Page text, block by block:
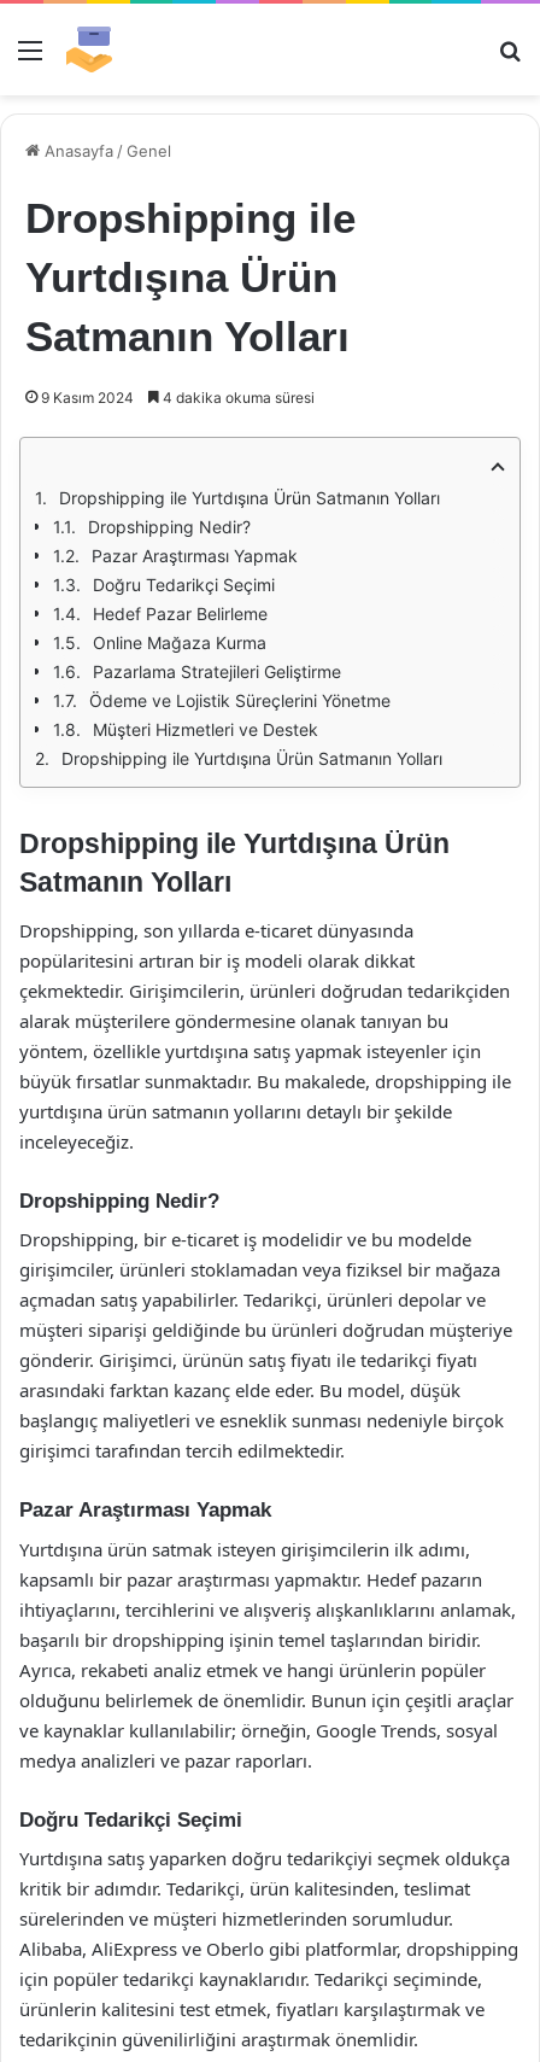
Menü
Anasayfa /Genel
Dropshipping ile
Yurtdışına Ürün
Satmanın Yolları
9 Kasım 2024 4 dakika okuma süresi
Dropshipping ile Yurtdışına Ürün Satmanın Yolları
Dropshipping Nedir?
Pazar Araştırması Yapmak
Doğru Tedarikçi Seçimi
Hedef Pazar Belirleme
Online Mağaza Kurma
Pazarlama Stratejileri Geliştirme
Ödeme ve Lojistik Süreçlerini Yönetme
Müşteri Hizmetleri ve Destek
Dropshipping ile Yurtdışına Ürün Satmanın Yolları
Dropshipping ile Yurtdışına Ürün
Satmanın Yolları
Dropshipping, son yıllarda e-ticaret dünyasında
popülaritesini artıran bir iş modeli olarak dikkat
çekmektedir. Girişimcilerin, ürünleri doğrudan tedarikçiden
alarak müşterilere göndermesine olanak tanıyan bu
yöntem, özellikle yurtdışına satış yapmak isteyenler için
büyük fırsatlar sunmaktadır. Bu makalede, dropshipping ile
yurtdışına ürün satmanın yollarını detaylı bir şekilde
inceleyeceğiz.
Dropshipping Nedir?
Dropshipping, bir e-ticaret iş modelidir ve bu modelde
girişimciler, ürünleri stoklamadan veya fiziksel bir mağaza
açmadan satış yapabilirler. Tedarikçi, ürünleri depolar ve
müşteri siparişi geldiğinde bu ürünleri doğrudan müşteriye
gönderir. Girişimci, ürünün satış fiyatı ile tedarikçi fiyatı
arasındaki farktan kazanç elde eder. Bu model, düşük
başlangıç maliyetleri ve esneklik sunması nedeniyle birçok
girişimci tarafından tercih edilmektedir.
Pazar Araştırması Yapmak
Yurtdışına ürün satmak isteyen girişimcilerin ilk adımı,
kapsamlı bir pazar araştırması yapmaktır. Hedef pazarın
ihtiyaçlarını, tercihlerini ve alışveriş alışkanlıklarını anlamak,
başarılı bir dropshipping işinin temel taşlarından biridir.
Ayrıca, rekabeti analiz etmek ve hangi ürünlerin popüler
olduğunu belirlemek de önemlidir. Bunun için çeşitli araçlar
ve kaynaklar kullanılabilir; örneğin, Google Trends, sosyal
medya analizleri ve pazar raporları.
Doğru Tedarikçi Seçimi
Yurtdışına satış yaparken doğru tedarikçiyi seçmek oldukça
kritik bir adımdır. Tedarikçi, ürün kalitesinden, teslimat
sürelerinden ve müşteri hizmetlerinden sorumludur.
Alibaba, AliExpress ve Oberlo gibi platformlar, dropshipping
için popüler tedarikçi kaynaklarıdır. Tedarikçi seçiminde,
ürünlerin kalitesini test etmek, fiyatları karşılaştırmak ve
tedarikçinin güvenilirliğini araştırmak önemlidir.